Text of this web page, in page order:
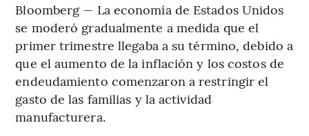
Bloomberg — La economía de Estados Unidos
se moderó gradualmente a medida que el
primer trimestre llegaba a su término, debido a
que el aumento de la inflación y los costos de
endeudamiento comenzaron a restringir el
gasto de las familias y la actividad
manufacturera.